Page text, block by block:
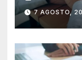
obtener
7 AGOSTO,